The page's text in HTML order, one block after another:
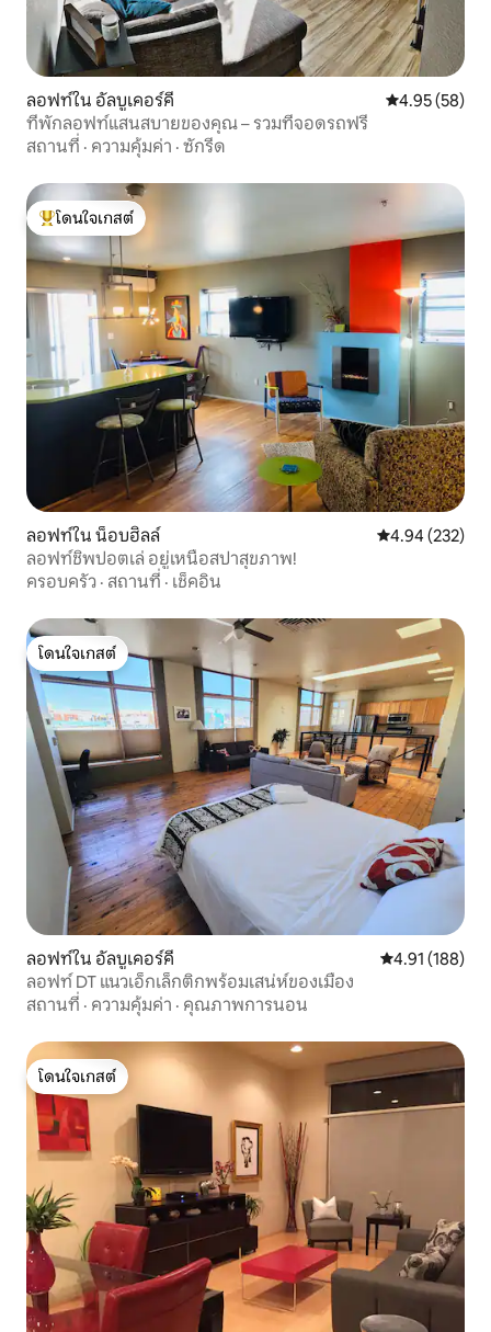
ลอฟท์ใน อัลบูเคอร์คี คะแนนเฉลี่ย
4.95 (58)
ที่พักลอฟท์แสนสบายของคุณ – รวมที่จอดรถฟรี
สถานที่ · ความคุ้มค่า · ซักรีด
โดนใจเกสต์ที่สุด
โดนใจเกสต์
ลอฟท์ใน น็อบฮิลล์ คะแนนเฉลี่ย
4.94 (232)
ลอฟท์ชิพปอตเล่ อยู่เหนือสปาสุขภาพ!
ครอบครัว · สถานที่ · เช็คอิน
โดนใจเกสต์
โดนใจเกสต์
ลอฟท์ใน อัลบูเคอร์คี คะแนนเฉลี่ย
4.91 (188)
ลอฟท์ DT แนวเอ็กเล็กติกพร้อมเสน่ห์ของเมือง
สถานที่ · ความคุ้มค่า · คุณภาพการนอน
โดนใจเกสต์
โดนใจเกสต์